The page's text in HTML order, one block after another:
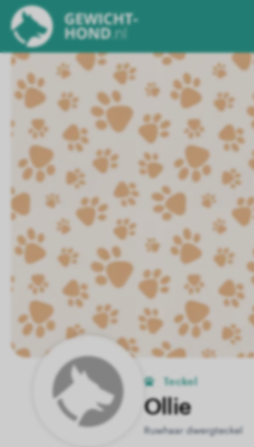
Teckel
Ollie
Ruwhaar dwergteckel